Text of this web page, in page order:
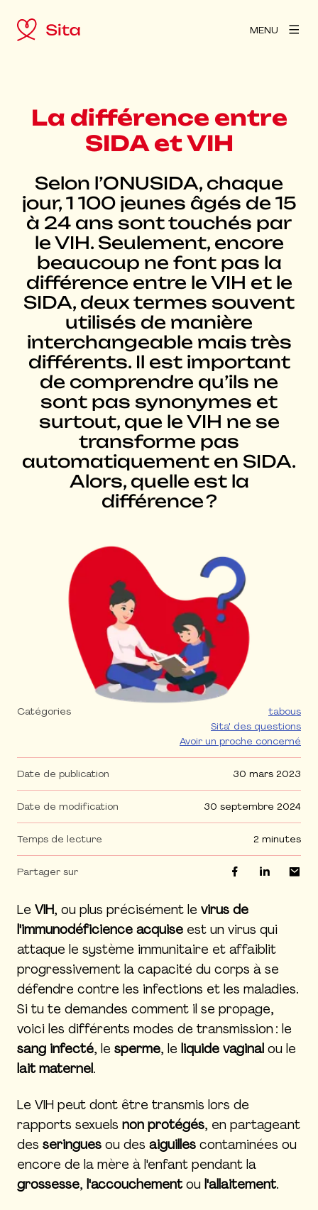
MENU
La différence entre
SIDA et VIH
Selon l’ONUSIDA, chaque
jour, 1 100 jeunes âgés de 15
à 24 ans sont touchés par
le VIH. Seulement, encore
beaucoup ne font pas la
différence entre le VIH et le
SIDA, deux termes souvent
utilisés de manière
interchangeable mais très
différents. Il est important
de comprendre qu’ils ne
sont pas synonymes et
surtout, que le VIH ne se
transforme pas
automatiquement en SIDA.
Alors, quelle est la
différence ?
Catégories
tabous
Sita' des questions
Avoir un proche concerné
Date de publication 30 mars 2023
Date de modification 30 septembre 2024
Temps de lecture 2 minutes
Partager sur
Le VIH, ou plus précisément le virus de
l'immunodéficience acquise est un virus qui
attaque le système immunitaire et affaiblit
progressivement la capacité du corps à se
défendre contre les infections et les maladies.
Si tu te demandes comment il se propage,
voici les différents modes de transmission : le
sang infecté, le sperme, le liquide vaginal ou le
lait maternel.
Le VIH peut dont être transmis lors de
rapports sexuels non protégés, en partageant
des seringues ou des aiguilles contaminées ou
encore de la mère à l'enfant pendant la
grossesse, l'accouchementou l'allaitement.